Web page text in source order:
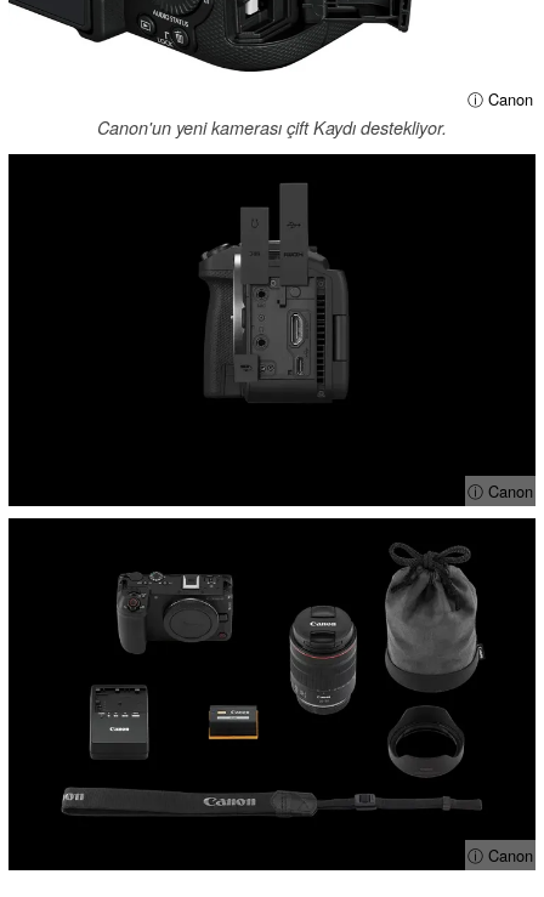
ⓘ Canon
Canon'un yeni kamerası çift Kaydı destekliyor.
ⓘ Canon
ⓘ Canon